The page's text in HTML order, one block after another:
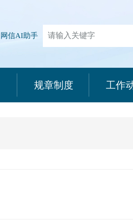
网信AI助手
规章制度 工作